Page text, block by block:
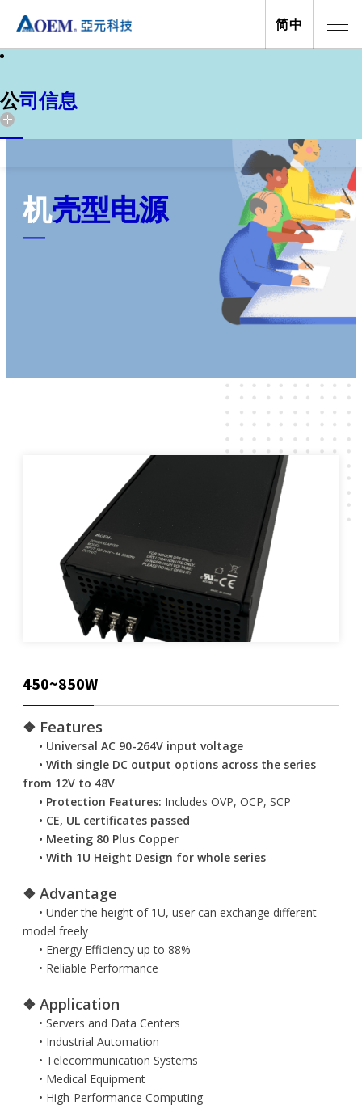
机壳型电源
450~850W
❖ Features
• Universal AC 90-264V input voltage
• With single DC output options across the series
from 12V to 48V
• Protection Features: Includes OVP, OCP, SCP
• CE, UL certificates passed
• Meeting 80 Plus Copper
• With 1U Height Design for whole series
❖ Advantage
• Under the height of 1U, user can exchange different
model freely
• Energy Efficiency up to 88%
• Reliable Performance
❖ Application
• Servers and Data Centers
• Industrial Automation
• Telecommunication Systems
• Medical Equipment
• High-Performance Computing
简中
新聞
关于亚元
亚元科技(股)公司创立于1990年，经过多年的发
立于台北市，并在中国华南(东莞)、华中(湖北宜
我们不仅以自有品牌AtechOEM从事产品研发设
计、制造到销售，更提供客户全方位ODM/OEM
我们有优质的研发制造团队，多年来在各业务区
块更累积了丰富的Domain Know how！而提供客
户优质且具竞争力的产品与服务，更是我们一贯
的坚持与承诺！
了解更多
公司信息
公司信息
关于亞元
方案 、无线解决方案...等三大区块，公司总部设
立于台北市，并在中国华南(东莞)、华中(湖北...